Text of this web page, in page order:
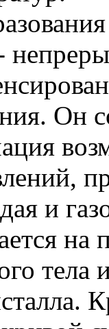
Он
и
тела